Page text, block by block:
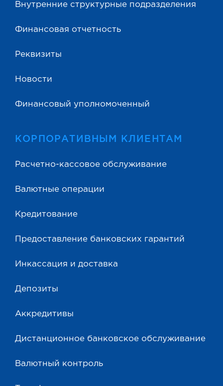
Внутренние структурные подразделения
Финансовая отчетность
Реквизиты
Новости
Финансовый уполномоченный
КОРПОРАТИВНЫМ КЛИЕНТАМ
Расчетно-кассовое обслуживание
Валютные операции
Кредитование
Предоставление банковских гарантий
Инкассация и доставка
Депозиты
Аккредитивы
Дистанционное банковское обслуживание
Валютный контроль